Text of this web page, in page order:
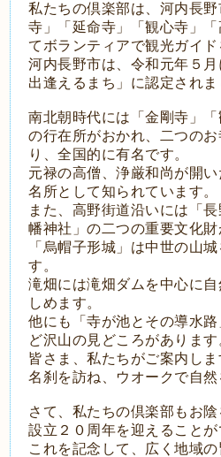
私たちの倶楽部は、河内長
寺」「延命寺」「観心寺」
てボランティアで観光ガイド
河内長野市は、令和元年５
出逢えるまち」に認定されま
南北朝時代には「金剛寺」
の行在所がおかれ、二つの
り、全国的に有名です。
元禄の高僧、浄厳和尚が開
名所として知られています。
また、高野街道沿いには「
幡神社」の二つの重要文化
「烏帽子形城」は中世の山
す。
滝畑には滝畑ダムを中心に
しめます。
他にも「寺が池とその導水
ど沢山の見どころがあります
皆さま、私たちがご案内し
名刹を訪ね、ウオークで自然
さて、私たちの倶楽部もお陰
設立２０周年を迎えることが
これを記念して、広く地域